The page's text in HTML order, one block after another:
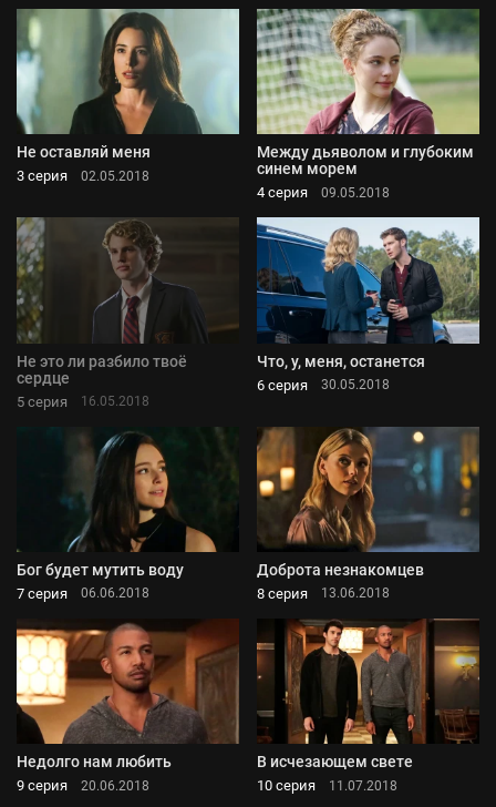
Не оставляй меня
3 серия 02.05.2018
Между дьяволом и глубоким
синем морем
4 серия 09.05.2018
Не это ли разбило твоё
сердце
5 серия 16.05.2018
Что, у, меня, останется
6 серия 30.05.2018
Бог будет мутить воду
7 серия 06.06.2018
Доброта незнакомцев
8 серия 13.06.2018
Недолго нам любить
9 серия 20.06.2018
В исчезающем свете
10 серия 11.07.2018